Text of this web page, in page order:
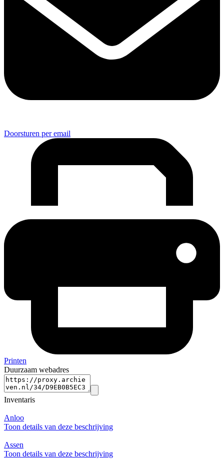
Doorsturen per email
Printen
Duurzaam webadres
Inventaris
Anloo
Toon details van deze beschrijving
Assen
Toon details van deze beschrijving